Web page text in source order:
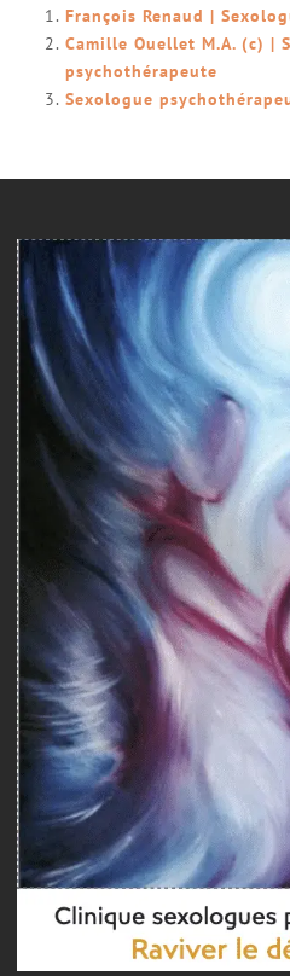
François Renaud |
Camille Ouellet M.A. (c) |
psychothérapeute
Sexologue